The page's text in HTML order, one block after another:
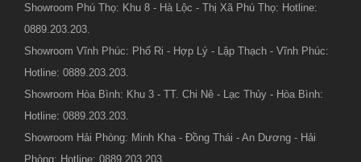
Showroom Phú Thọ: Khu 8 - Hà Lộc - Thị Xã Phú Thọ: Hotline:
0889.203.203.
Showroom Vĩnh Phúc: Phố Ri - Hợp Lý - Lập Thạch - Vĩnh Phúc:
Hotline: 0889.203.203.
Showroom Hòa Bình: Khu 3 - TT. Chi Nê - Lạc Thủy - Hòa Bình:
Hotline: 0889.203.203.
Showroom Hải Phòng: Minh Kha - Đồng Thái - An Dương - Hải
Phòng: Hotline: 0889.203.203.